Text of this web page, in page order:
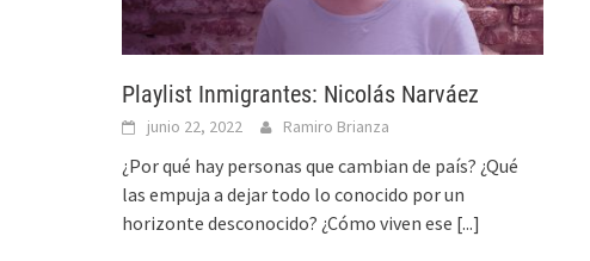
Playlist Inmigrantes: Nicolás Narváez
junio 22, 2022 Ramiro Brianza
¿Por qué hay personas que cambian de país? ¿Qué
las empuja a dejar todo lo conocido por un
horizonte desconocido? ¿Cómo viven ese [...]